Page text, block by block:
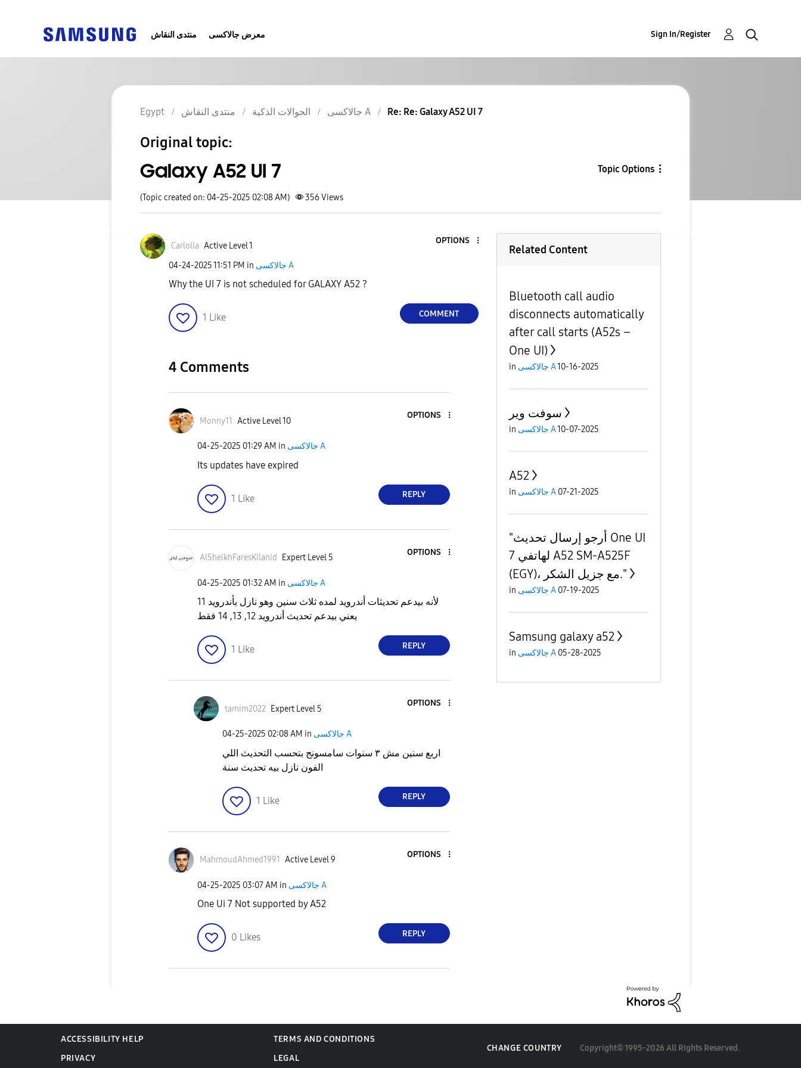
منتدى النقاش معرض جالاكسى Sign In/Register
Egypt منتدى النقاش الجوالات الذكية جالاكسى A Re: Re: Galaxy A52 UI 7
Original topic:
Galaxy A52 UI 7 Topic Options
(Topic created on: 04-25-2025 02:08 AM) 356 Views
Carlolla Active Level 1
OPTIONS
‎04-24-202511:51 PM in جالاكسى A
Why the UI 7 is not scheduled for GALAXY A52 ?
1 Like COMMENT
4 Comments
Monny11 Active Level 10
OPTIONS
‎04-25-2025 01:29 AM in جالاكسى A
Its updates have expired
1 Like REPLY
AlSheikhFaresKilanid Expert Level 5
OPTIONS
‎04-25-2025 01:32 AM in جالاكسى A
لأنه بيدعم تحديثات أندرويد لمده ثلاث سنين وهو نازل بأندرويد 11
يعني بيدعم تحديث أندرويد 12, 13, 14 فقط
1 Like REPLY
tamim2022 Expert Level 5
OPTIONS
‎04-25-2025 02:08 AM in جالاكسى A
اربع سنين مش ٣ سنوات سامسونج بتحسب التحديث اللي
الفون نازل بيه تحديث سنة
1 Like REPLY
MahmoudAhmed1991 Active Level 9
OPTIONS
‎04-25-2025 03:07 AM in جالاكسى A
One Ui 7 Not supported by A52
0 Likes REPLY
Related Content
Bluetooth call audio
disconnects automatically
after call starts (A52s –
One UI)
in جالاكسى A10-16-2025
سوفت وير
in جالاكسى A10-07-2025
A52
in جالاكسى A 07-21-2025
"أرجو إرسال تحديث One UI
7 لهاتفي A52 SM-A525F
(EGY)، مع جزيل الشكر."
in جالاكسى A 07-19-2025
Samsung galaxy a52
in جالاكسى A 05-28-2025
ACCESSIBILITY HELP
TERMS AND CONDITIONS
PRIVACY
LEGAL
CHANGE COUNTRY Copyright© 1995-2026 All Rights Reserved.